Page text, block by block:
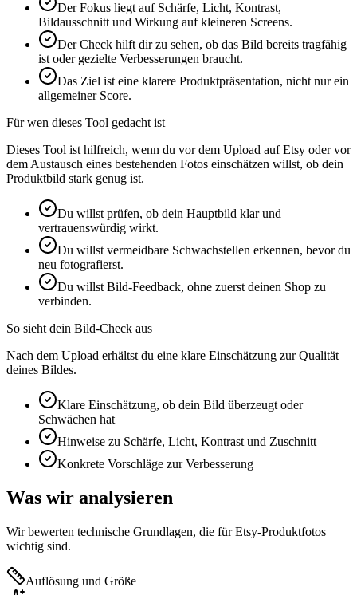
Der Fokus liegt auf Schärfe, Licht, Kontrast,
Bildausschnitt und Wirkung auf kleineren Screens.
Der Check hilft dir zu sehen, ob das Bild bereits tragfähig
ist oder gezielte Verbesserungen braucht.
Das Ziel ist eine klarere Produktpräsentation, nicht nur ein
allgemeiner Score.
Für wen dieses Tool gedacht ist
Dieses Tool ist hilfreich, wenn du vor dem Upload auf Etsy oder vor
dem Austausch eines bestehenden Fotos einschätzen willst, ob dein
Produktbild stark genug ist.
Du willst prüfen, ob dein Hauptbild klar und
vertrauenswürdig wirkt.
Du willst vermeidbare Schwachstellen erkennen, bevor du
neu fotografierst.
Du willst Bild-Feedback, ohne zuerst deinen Shop zu
verbinden.
So sieht dein Bild-Check aus
Nach dem Upload erhältst du eine klare Einschätzung zur Qualität
deines Bildes.
Klare Einschätzung, ob dein Bild überzeugt oder
Schwächen hat
Hinweise zu Schärfe, Licht, Kontrast und Zuschnitt
Konkrete Vorschläge zur Verbesserung
Was wir analysieren
Wir bewerten technische Grundlagen, die für Etsy-Produktfotos
wichtig sind.
Auflösung und Größe